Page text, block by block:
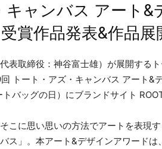
キャンバス アート&
賞作品発表&作品展
表取締役：神谷富士雄）が展開する
トート・アズ・キャンバス アート&
バッグの日）にブランドサイト
こに思い思いの方法でアートを表現
ス」。本アート&デザインアワードは